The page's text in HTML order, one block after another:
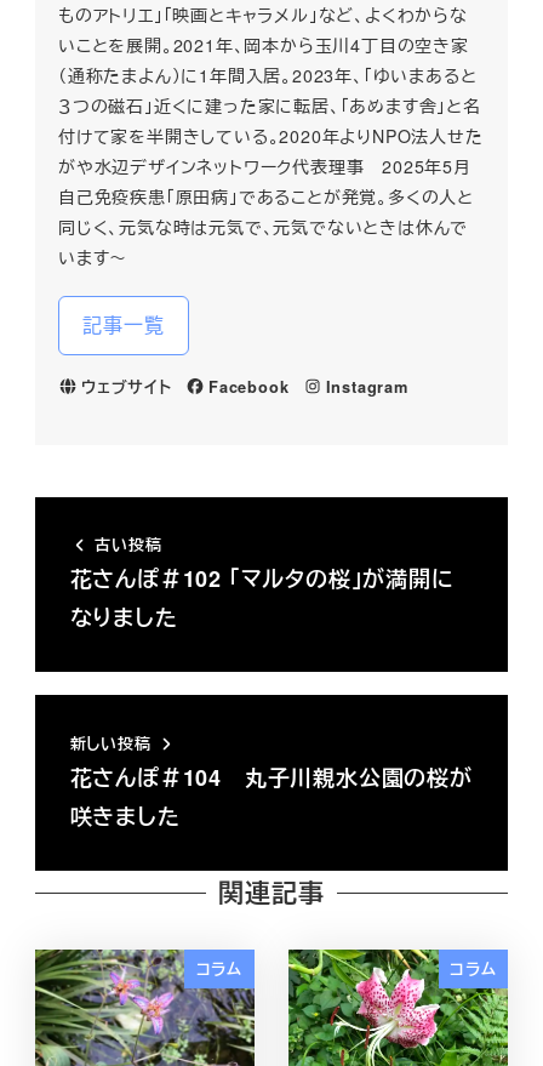
ものアトリエ」「映画とキャラメル」など、よくわからな
いことを展開。2021年、岡本から玉川4丁目の空き家
（通称たまよん）に1年間入居。2023年、「ゆいまあると
３つの磁石」近くに建った家に転居、「あめます舎」と名
付けて家を半開きしている。2020年よりNPO法人せた
がや水辺デザインネットワーク代表理事 2025年5月
自己免疫疾患「原田病」であることが発覚。多くの人と
同じく、元気な時は元気で、元気でないときは休んで
います～
記事一覧
ウェブサイト Facebook Instagram
古い投稿
花さんぽ＃102 「マルタの桜」が満開に
なりました
新しい投稿
花さんぽ＃104 丸子川親水公園の桜が
咲きました
関連記事
コラム コラム